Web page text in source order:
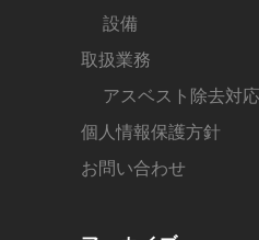
設備
取扱業務
アスベスト除去対
個人情報保護方針
お問い合わせ